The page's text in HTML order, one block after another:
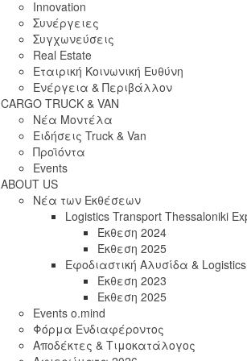
Innovation
Συνέργειες
Συγχωνεύσεις
Real Estate
Εταιρική Κοινωνική Ευθύνη
Ενέργεια & Περιβάλλον
CARGO TRUCK & VAN
Νέα Μοντέλα
Ειδήσεις Truck & Van
Προϊόντα
Events
ABOUT US
Νέα των Εκθέσεων
Logistics Transport Thessaloniki
Έκθεση 2024
Έκθεση 2025
Εφοδιαστική Αλυσίδα & Logistics
Έκθεση 2023
Εκθεση 2025
Events o.mind
Φόρμα Ενδιαφέροντος
Αποδέκτες & Τιμοκατάλογος